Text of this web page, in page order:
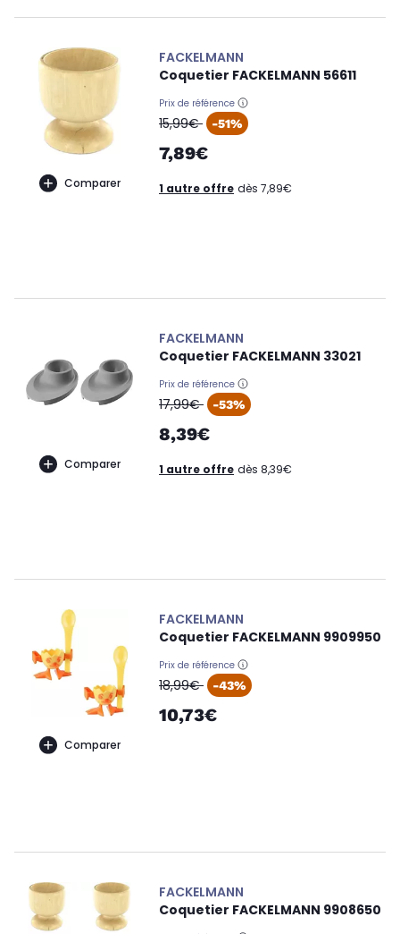
Comparer
FACKELMANN
Coquetier FACKELMANN 56611
Prix de référence
oldPrice
15,99€ -51%
7,89€
1 autre offre dès 7,89€
Comparer
FACKELMANN
Coquetier FACKELMANN 33021
Prix de référence
oldPrice
17,99€ -53%
8,39€
1 autre offre dès 8,39€
Comparer
FACKELMANN
Coquetier FACKELMANN 9909950
Prix de référence
oldPrice
18,99€ -43%
10,73€
FACKELMANN
Coquetier FACKELMANN 9908650